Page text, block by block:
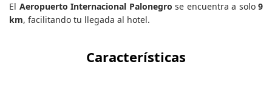
El Aeropuerto Internacional Palonegro se encuentra a solo 9
km, facilitando tu llegada al hotel.
Características